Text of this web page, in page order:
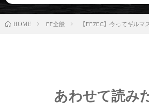
HOME FF全般 【FF7EC】今ってギル
あわせて読み